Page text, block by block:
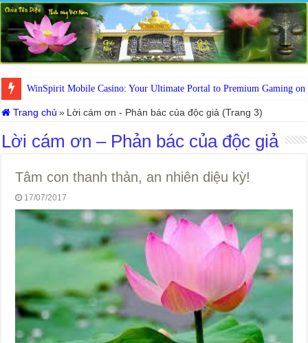
WinSpirit Mobile Casino: Your Ultimate Portal to Premium Gaming on
Trang chủ » Lời cám ơn - Phản bác của độc giả (Trang 3)
Lời cám ơn – Phản bác của độc giả
Tâm con thanh thản, an nhiên diệu kỳ!
17/07/2017